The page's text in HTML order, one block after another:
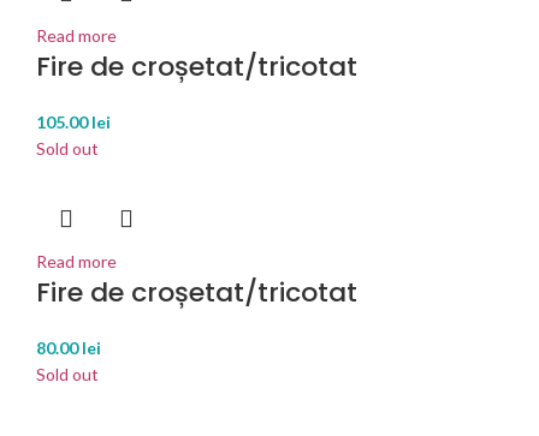
Read more
Fire de croșetat/tricotat
105.00lei
Sold out
Read more
Fire de croșetat/tricotat
80.00lei
Sold out